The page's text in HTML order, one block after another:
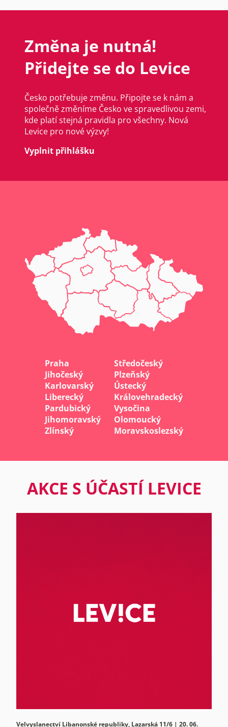
Změna je nutná!
Přidejte se do Levice
Česko potřebuje změnu. Připojte se k nám a
společně změníme Česko ve spravedlivou zemi,
kde platí stejná pravidla pro všechny. Nová
Levice pro nové výzvy!
Vyplnit přihlášku
Praha
Středočeský
Jihočeský
Plzeňský
Karlovarský
Ústecký
Liberecký
Královehradecký
Pardubický
Vysočina
Jihomoravský
Olomoucký
Zlínský
Moravskoslezský
AKCE S ÚČASTÍ LEVICE
Velvyslanectví Libanonské republiky, Lazarská 11/6 | 20. 06.